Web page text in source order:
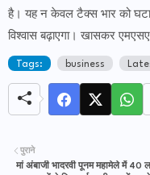
है। यह न केवल टैक्स भार को
विश्वास बढ़ाएगा। खासकर
Tags: business
पुराने
मां अंबाजी भादरवी पूनम महामेले में 40